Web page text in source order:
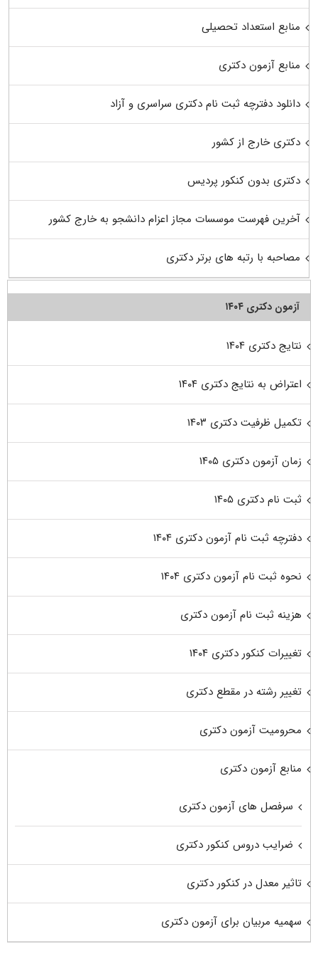
منابع استعداد تحصیلی
منابع آزمون دکتری
دانلود دفترچه ثبت نام دکتری سراسری و آزاد
دکتری خارج از کشور
دکتری بدون کنکور پردیس
آخرین فهرست موسسات مجاز اعزام دانشجو به خارج کشور
مصاحبه با رتبه های برتر دکتری
آزمون دکتری ۱۴۰۴
نتایج دکتری ۱۴۰۴
اعتراض به نتایج دکتری ۱۴۰۴
تکمیل ظرفیت دکتری ۱۴۰۳
زمان آزمون دکتری ۱۴۰۵
ثبت نام دکتری ۱۴۰۵
دفترچه ثبت نام آزمون دکتری ۱۴۰۴
نحوه ثبت نام آزمون دکتری ۱۴۰۴
هزینه ثبت نام آزمون دکتری
تغییرات کنکور دکتری ۱۴۰۴
تغییر رشته در مقطع دکتری
محرومیت آزمون دکتری
منابع آزمون دکتری
سرفصل های آزمون دکتری
ضرایب دروس کنکور دکتری
تاثیر معدل در کنکور دکتری
سهمیه مربیان برای آزمون دکتری